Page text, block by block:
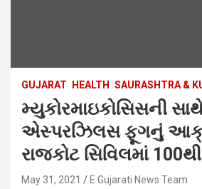
GUJARAT HEALTH SAURASHTRA &
મ્યુકોરમાઇકોસિસની
એસ્પરઝિલસ ફૂગનું
રાજકોટ સિવિલમાં
May 31, 2021 E Gujarati News Team